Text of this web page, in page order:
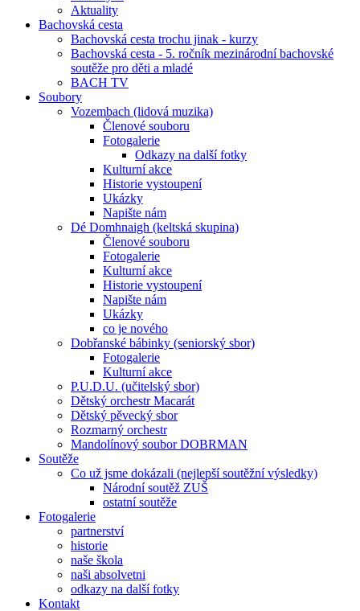
Aktuality
Bachovská cesta
Bachovská cesta trochu jinak - kurzy
Bachovská cesta - 5. ročník mezinárodní bachovské
soutěže pro děti a mladé
BACH TV
Soubory
Vozembach (lidová muzika)
Členové souboru
Fotogalerie
Odkazy na další fotky
Kulturní akce
Historie vystoupení
Ukázky
Napište nám
Dé Domhnaigh (keltská skupina)
Členové souboru
Fotogalerie
Kulturní akce
Historie vystoupení
Napište nám
Ukázky
co je nového
Dobřanské bábinky (seniorský sbor)
Fotogalerie
Kulturní akce
P.U.D.U. (učitelský sbor)
Dětský orchestr Macarát
Dětský pěvecký sbor
Rozmarný orchestr
Mandolínový soubor DOBRMAN
Soutěže
Co už jsme dokázali (nejlepší soutěžní výsledky)
Národní soutěž ZUŠ
ostatní soutěže
Fotogalerie
partnerství
historie
naše škola
naši absolvetni
odkazy na další fotky
Kontakt